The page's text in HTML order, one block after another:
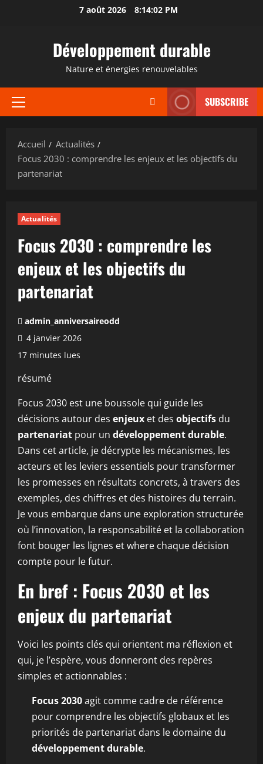
7 août 2026 8:14:03 PM
Développement durable
Nature et énergies renouvelables
Menu
SUBSCRIBE
Accueil
Actualités
Focus 2030 : comprendre les enjeux et les objectifs du
partenariat
Actualités
Focus 2030 : comprendre les
enjeux et les objectifs du
partenariat
admin_anniversaireodd
4 janvier 2026
17 minutes lues
résumé
Focus 2030 est une boussole qui guide les
décisions autour des enjeux et des objectifs du
partenariat pour un développement durable.
Dans cet article, je décrypte les mécanismes, les
acteurs et les leviers essentiels pour transformer
les promesses en résultats concrets, à travers des
exemples, des chiffres et des histoires du terrain.
Je vous embarque dans une exploration structurée
où l’innovation, la responsabilité et la collaboration
font bouger les lignes et where chaque décision
compte pour le futur.
En bref : Focus 2030 et les
enjeux du partenariat
Voici les points clés qui orientent ma réflexion et
qui, je l’espère, vous donneront des repères
simples et actionnables :
Focus 2030agit comme cadre de référence
pour comprendre les objectifs globaux et les
priorités de partenariat dans le domaine du
développement durable.